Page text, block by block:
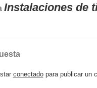
Instalaciones de
conectadopara publicar un